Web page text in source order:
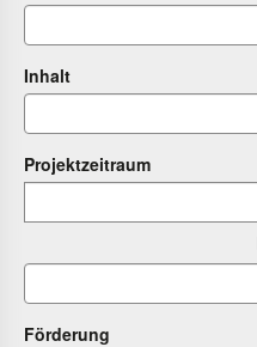
Inhalt
Projektzeitraum
von
Förderung